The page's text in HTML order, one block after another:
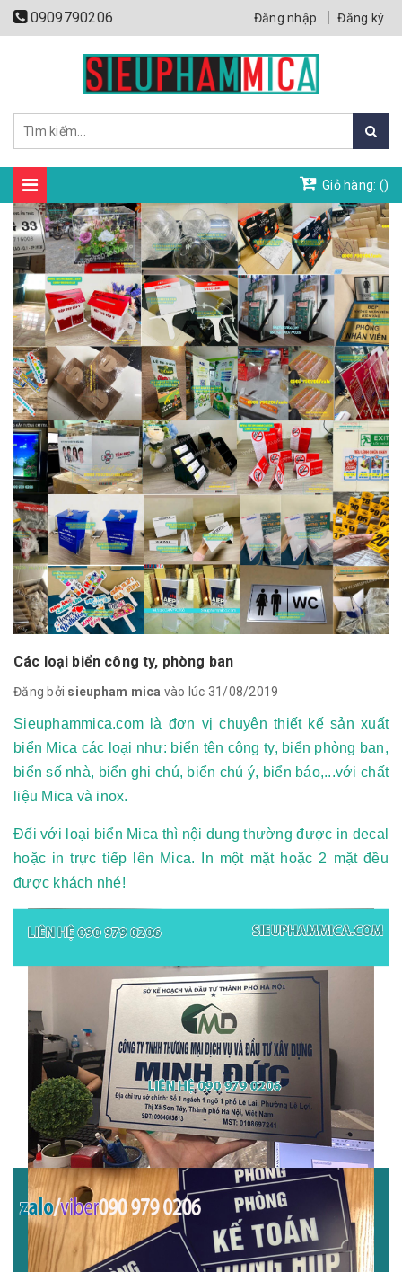
0909790206 Đăng nhập Đăng ký
Giỏ hàng: ()
Các loại biển công ty, phòng ban
Đăng bởi sieupham mica vào lúc 31/08/2019
Sieuphammica.com là đơn vị chuyên thiết kế sản xuất
biển Mica các loại như: biển tên công ty, biển phòng ban,
biển số nhà, biển ghi chú, biển chú ý, biển báo,...với chất
liệu Mica và inox.
Đối với loại biển Mica thì nội dung thường được in decal
hoặc in trực tiếp lên Mica. In một mặt hoặc 2 mặt đều
được khách nhé!